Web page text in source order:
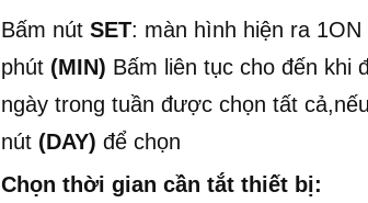
Bấm nút SET: màn hình hiện ra
phút (MIN) Bấm liên tục cho đến khi
ngày trong tuần được chọn tất
nút (DAY) để chọn
Chọn thời gian cần tắt thiết bị: